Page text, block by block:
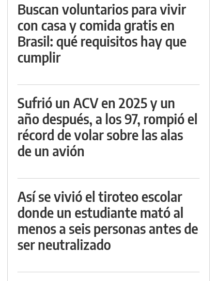
Buscan voluntarios para vivir
con casa y comida gratis en
Brasil: qué requisitos hay que
cumplir
Sufrió un ACV en 2025 y un
año después, a los 97, rompió el
récord de volar sobre las alas
de un avión
Así se vivió el tiroteo escolar
donde un estudiante mató al
menos a seis personas antes de
ser neutralizado